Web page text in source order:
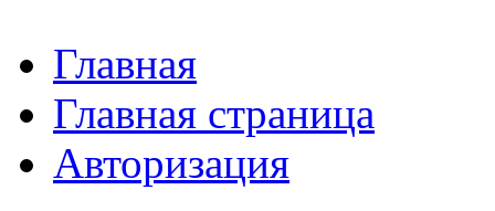
Главная
Главная страница
Авторизация